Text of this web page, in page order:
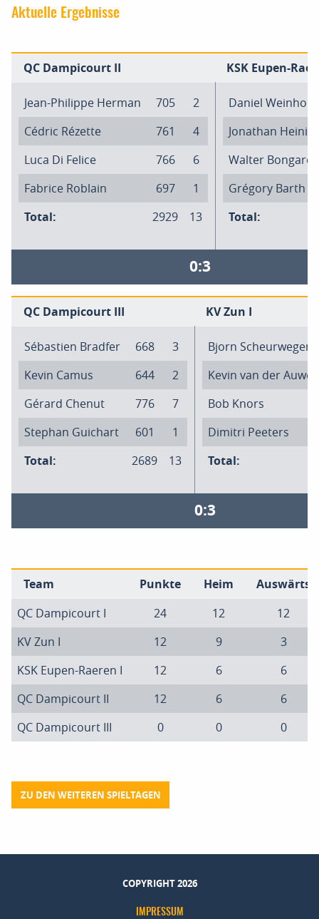
Aktuelle Ergebnisse
QC Dampicourt II KSK Eupen-
Jean-Philippe Herman 705
2
Cédric Rézette
761
4
Luca Di Felice
766
6
Fabrice Roblain
697
1
Total:
2929 13
Daniel Weinholz
Jonathan Heinig
Walter Bongard
Grégory Barth
Total:
0:3
QC Dampicourt III KV Zun I
Sébastien Bradfer 668
3
Kevin Camus
644
2
Gérard Chenut
776
7
Stephan Guichart
601
1
Total:
2689 13
Bjorn Scheurwegen
Kevin van der
Bob Knors
Dimitri Peeters
Total:
0:3
Team Punkte Heim
Auswärts
QC Dampicourt I
24 12
12
KV Zun I
12 9
3
KSK Eupen-Raeren I
12 6
6
QC Dampicourt II
12 6
6
QC Dampicourt III
0 0 0
ZU DEN WEITEREN SPIELTAGEN
COPYRIGHT 2026
IMPRESSUM